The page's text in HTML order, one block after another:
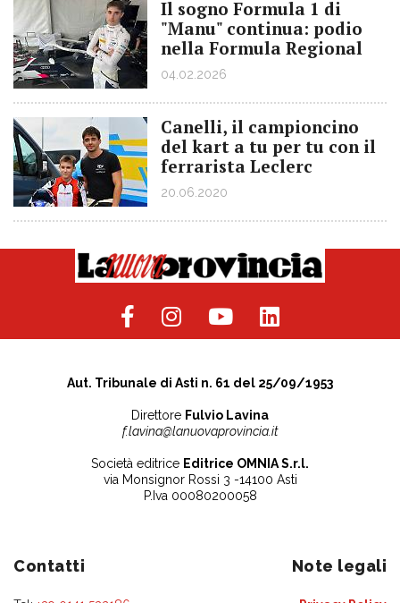
Il sogno Formula 1 di
"Manu" continua: podio
nella Formula Regional
04.02.2026
Canelli, il campioncino
del kart a tu per tu con il
ferrarista Leclerc
20.06.2020
Aut. Tribunale di Asti n. 61 del 25/09/1953
Direttore Fulvio Lavina
f.lavina@lanuovaprovincia.it
Società editrice Editrice OMNIA S.r.l.
via Monsignor Rossi 3 -14100 Asti
P.Iva 00080200058
Contatti Note legali